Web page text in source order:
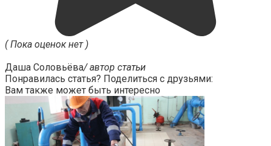
( Пока оценок нет )
Даша Соловьёва/ автор статьи
Понравилась статья? Поделиться с друзьями:
Вам также может быть интересно